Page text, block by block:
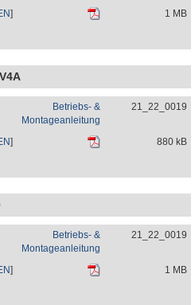
] 1 MB
Betriebs- &
Montageanleitung
21_22_0019
] 880 kB
Betriebs- &
Montageanleitung
21_22_0019
] 1 MB